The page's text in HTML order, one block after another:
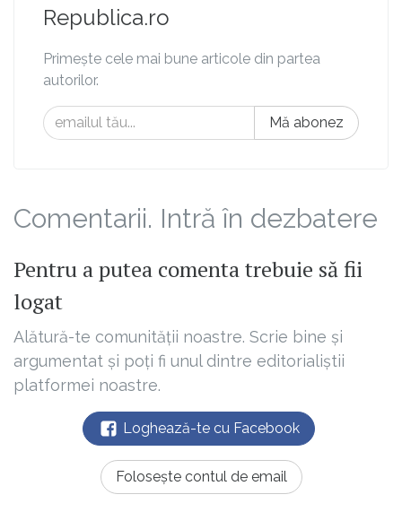
Republica.ro
Primește cele mai bune articole din partea
autorilor.
Mă abonez
Comentarii. Intră în dezbatere
Pentru a putea comenta trebuie să fii
logat
Alătură-te comunității noastre. Scrie bine și
argumentat și poți fi unul dintre editorialiștii
platformei noastre.
Loghează-te cu Facebook
Folosește contul de email